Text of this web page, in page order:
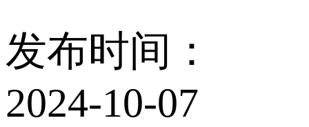
发布时间：
2024-10-07